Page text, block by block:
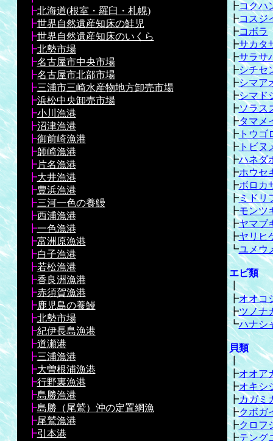
┣北海道(根室・羅臼・札幌)
┣世界自然遺産知床の鮭児
┣世界自然遺産知床のいくら
┣北勢市場
┣名古屋市中央市場
┣名古屋市北部市場
┣三浦市三崎水産物地方卸売市場
┣浜松中央卸売市場
┣小川漁港
┣沼津漁港
┣御前崎漁港
┣師崎漁港
┣片名漁港
┣大井漁港
┣豊浜漁港
┣三河一色の養鰻
┣西浦漁港
┣一色漁港
┣富洲原漁港
┣白子漁港
┣若松漁港
┣香良洲漁港
┣赤須賀漁港
┣鹿児島の養鰻
┣北勢市場
┣紀伊長島漁港
┣道瀬港
┣三浦漁港
┣大曽根浦漁港
┣行野裏漁港
┣島勝漁港
┣島勝（尾鷲）沖の定置網漁
┣尾鷲漁港
┣引本港
┣コクハ
┣コスジ
┣コボラ
┣サカタ
┣サラサ
┣シチセ
┣シマア
┣シマド
┣ソラス
┣タマメ
┣トウゴ
┣トビヌ
┣ハネダ
┣ホウセ
┣ボロカ
┣ミドリ
┣モンツ
┣ヤマブ
┣ヤリヒ
┗ユメウ
エビ類
┃
┣オオコ
┣ツノナ
┗ハナシ
貝類
┃
┣オオア
┣オキシ
┣カガミ
┣クボガ
┣クロフ
┣テング